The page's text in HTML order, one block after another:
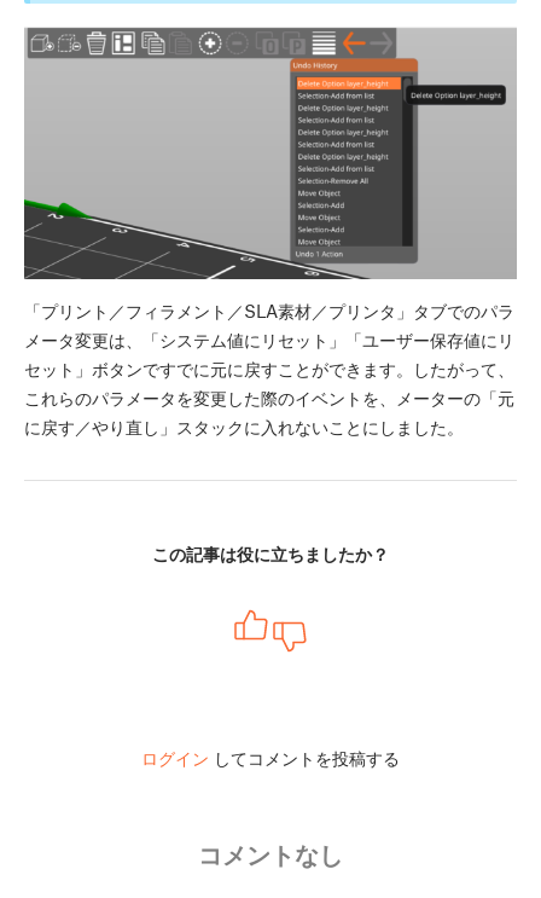
「プリント／フィラメント／SLA素材／プリンタ」タブでのパラ
メータ変更は、「システム値にリセット」「ユーザー保存値にリ
セット」ボタンですでに元に戻すことができます。したがって、
これらのパラメータを変更した際のイベントを、メーターの「元
に戻す／やり直し」スタックに入れないことにしました。
この記事は役に立ちましたか？
ログイン してコメントを投稿する
コメントなし